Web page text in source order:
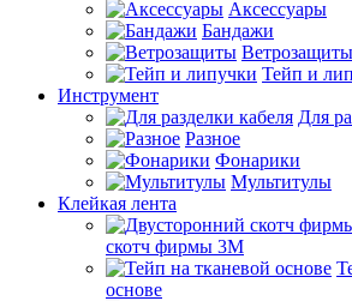
Аксессуары
Бандажи
Ветрозащиты
Тейп и
Инструмент
Для
Разное
Фонарики
Мультитулы
Клейкая лента
скотч фирмы 3M
основе